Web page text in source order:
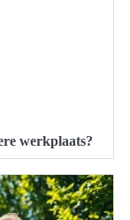
werkplaats?